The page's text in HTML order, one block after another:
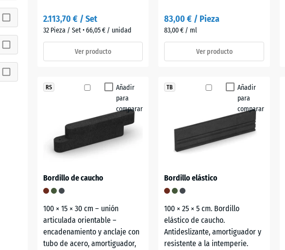
2.113,70 € / Set
32 Pieza / Set • 66,05 € / unidad
Ver producto
83,00 € / Pieza
83,00 € / ml
Ver producto
Añadir
para
comparar
RS
Bordillo de caucho
100 × 15 × 30 cm – unión
articulada orientable –
encadenamiento y anclaje con
tubo de acero, amortiguador,
Añadir
para
comparar
TB
Bordillo elástico
100 × 25 × 5 cm. Bordillo
elástico de caucho.
Antideslizante, amortiguador y
resistente a la intemperie.